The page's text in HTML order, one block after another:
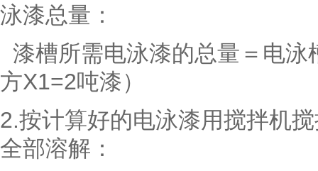
泳漆总量：
漆槽所需电泳漆的总量＝电
方X1=2吨漆）
2.按计算好的电泳漆用搅拌机
全部溶解：